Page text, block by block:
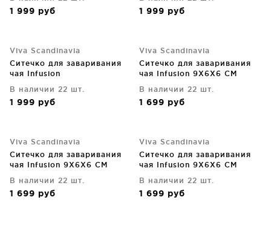
1 999 руб 1 999 руб
Viva Scandinavia
Ситечко для заваривания
чая Infusion
В наличии 22 шт.
1 999 руб
Viva Scandinavia
Ситечко для заваривания
чая Infusion 9X6X6 CM
В наличии 22 шт.
1 699 руб
Viva Scandinavia
Ситечко для заваривания
чая Infusion 9X6X6 CM
В наличии 22 шт.
1 699 руб
Viva Scandinavia
Ситечко для заваривания
чая Infusion 9X6X6 CM
В наличии 22 шт.
1 699 руб